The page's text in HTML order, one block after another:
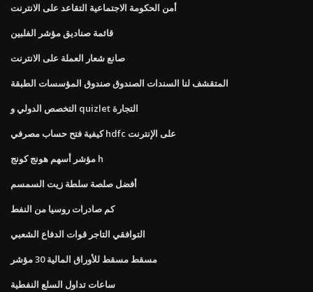
أمن الحكومة الاجتماعية التقاعد على الانترنت
قائمة صناديق مؤشر الفلبين
صانع شعار العملة على الانترنت
المتقشف لنا السندات الصندوق صندوق المؤسسات الطبقة
التخصص الدولي و quizlet التجارة
كيفية فتح حساب مصرفي hdfc على الإنترنت
مؤشر أسهم هونج كونج h
أفضل صلصة سلطة زيت السمسم
كم صادرات روسيا من النفط
التوافقي التاجر قوات الدفاع الشعبي
مسقط مسقط للأوراق المالية 30 مؤشر
ساعات تداول السلع النفطية